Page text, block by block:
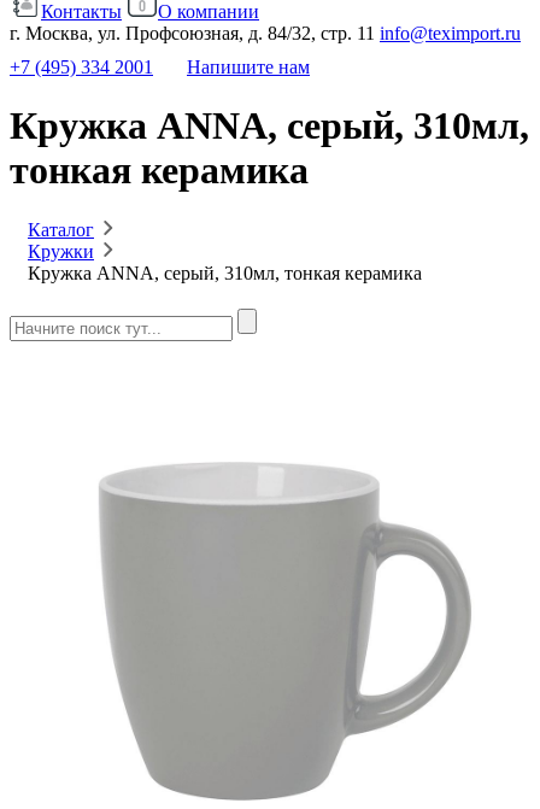
Контакты
О компании
г. Москва, ул. Профсоюзная, д. 84/32, стр. 11 info@teximport.ru
+7 (495) 334 2001
Напишите нам
Кружка ANNA, серый, 310мл,
тонкая керамика
Каталог
Кружки
Кружка ANNA, серый, 310мл, тонкая керамика